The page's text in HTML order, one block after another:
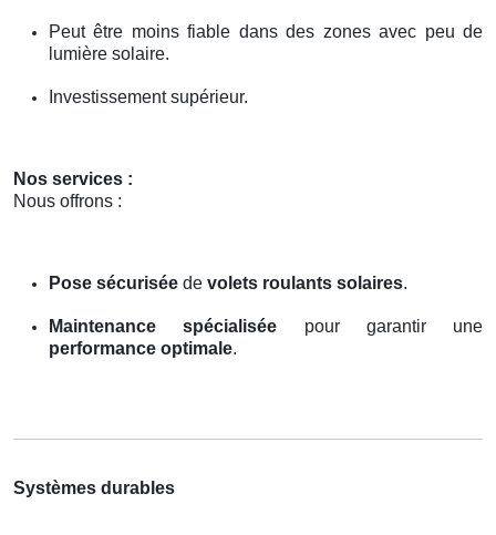
Peut être moins fiable dans des zones avec peu de
lumière solaire.
Investissement supérieur.
Nos services :
Nous offrons :
Pose sécurisée de volets roulants solaires.
Maintenance spécialisée pour garantir une
performance optimale.
Systèmes durables